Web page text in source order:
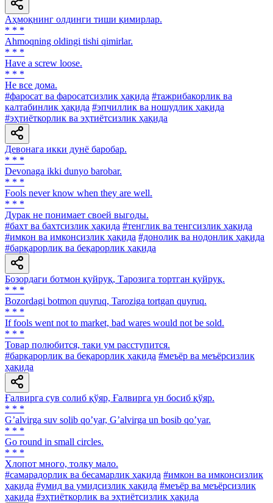
Аҳмоқнинг олдинги тиши қимирлар.
* * *
Ahmoqning oldingi tishi qimirlar.
* * *
Have a screw loose.
* * *
He все дома.
#фаросат ва фаросатсизлик ҳақида #тажрибакорлик ва
калтабинлик ҳақида #эпчиллик ва ношудлик ҳақида
#эҳтиёткорлик ва эҳтиётсизлик ҳақида
Девонага икки дунё баробар.
* * *
Devonaga ikki dunyo barobar.
* * *
Fools never know when they are well.
* * *
Дурак не понимает своей выгоды.
#бахт ва бахтсизлик ҳақида #тенглик ва тенгсизлик ҳақида
#имкон ва имконсизлик ҳақида #донолик ва нодонлик ҳақида
#барқарорлик ва беқарорлик ҳақида
Бозордаги ботмон қуйруқ, Тарозига тортган қуйруқ.
* * *
Bozordagi botmon quyruq, Taroziga tortgan quyruq.
* * *
If fools went not to market, bad wares would not be sold.
* * *
Товар полюбится, таки ум расступится.
#барқарорлик ва беқарорлик ҳақида #меъёр ва меъёрсизлик
ҳақида
Ғалвирга сув солиб қўяр, Ғалвирга ун босиб қўяр.
* * *
Gʼalvirga suv solib qoʼyar, Gʼalvirga un bosib qoʼyar.
* * *
Go round in small circles.
* * *
Хлопот много, толку мало.
#самарадорлик ва бесамарлик ҳақида #имкон ва имконсизлик
ҳақида #умид ва умидсизлик ҳақида #меъёр ва меъёрсизлик
ҳақида #эҳтиёткорлик ва эҳтиётсизлик ҳақида